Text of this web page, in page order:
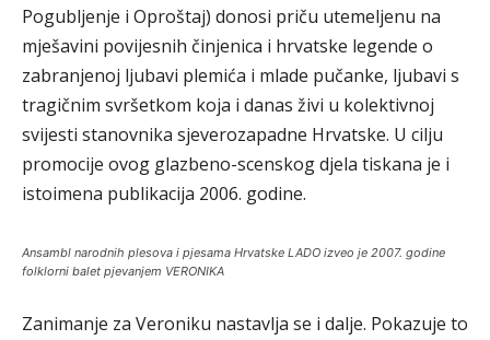
Pogubljenje i Oproštaj) donosi priču utemeljenu na
mješavini povijesnih činjenica i hrvatske legende o
zabranjenoj ljubavi plemića i mlade pučanke, ljubavi s
tragičnim svršetkom koja i danas živi u kolektivnoj
svijesti stanovnika sjeverozapadne Hrvatske. U cilju
promocije ovog glazbeno-scenskog djela tiskana je i
istoimena publikacija 2006. godine.
Ansambl narodnih plesova i pjesama Hrvatske LADO izveo je 2007. godine
folklorni balet pjevanjem VERONIKA
Zanimanje za Veroniku nastavlja se i dalje. Pokazuje to